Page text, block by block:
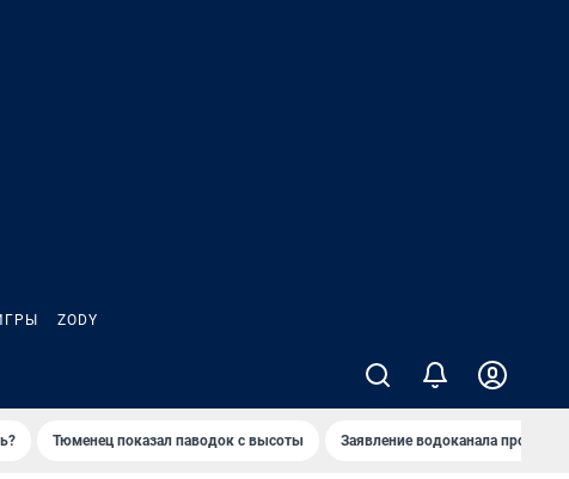
ZODY
Тюменец показал паводок с высоты Заявление водоканала про